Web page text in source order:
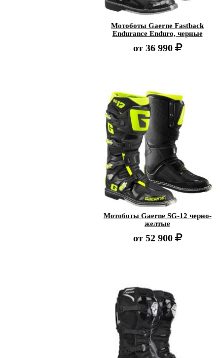
Мотоботы Gaerne Fastback
Endurance Enduro, черные
от 36 990
Мотоботы Gaerne SG-12 черно-
желтые
от 52 900